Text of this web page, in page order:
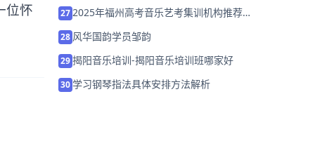
位怀
272025年福州高考音乐艺考集训机构推荐
28 风华国韵学员邹韵
29揭阳音乐培训-揭阳音乐培训班哪家好
30学习钢琴指法具体安排方法解析